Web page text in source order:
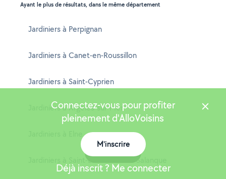
Ayant le plus de résultats, dans le même département
Jardiniers à Perpignan
Jardiniers à Canet-en-Roussillon
Jardiniers à Saint-Cyprien
Jardiniers à Argelès-sur-Mer
Connectez-vous pour profiter
pleinement d'AlloVoisins
M'inscrire
Déjà inscrit ? Me connecter